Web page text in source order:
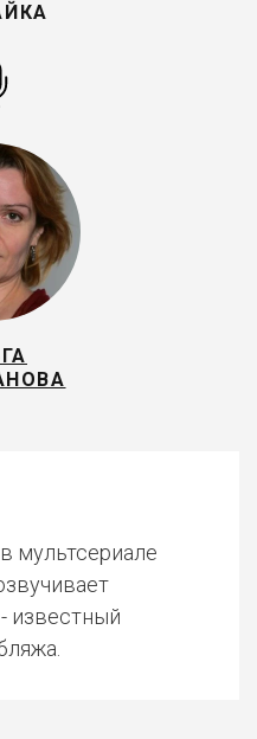
мультсериале
- известный